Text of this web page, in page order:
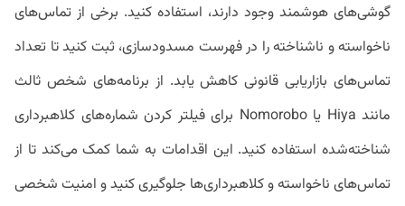
گوشی‌های هوشمند وجود دارند، استفاده کنید. برخی از تماس‌های
ناخواسته و ناشناخته را در فهرست مسدودسازی، ثبت کنید تا تعداد
تماس‌های بازاریابی قانونی کاهش یابد. از برنامه‌های شخص ثالث
مانند Hiya یا Nomorobo برای فیلتر کردن شماره‌های کلاهبرداری
شناخته‌شده استفاده کنید. این اقدامات به شما کمک می‌کند تا از
تماس‌های ناخواسته و کلاهبرداری‌ها جلوگیری کنید و امنیت شخصی